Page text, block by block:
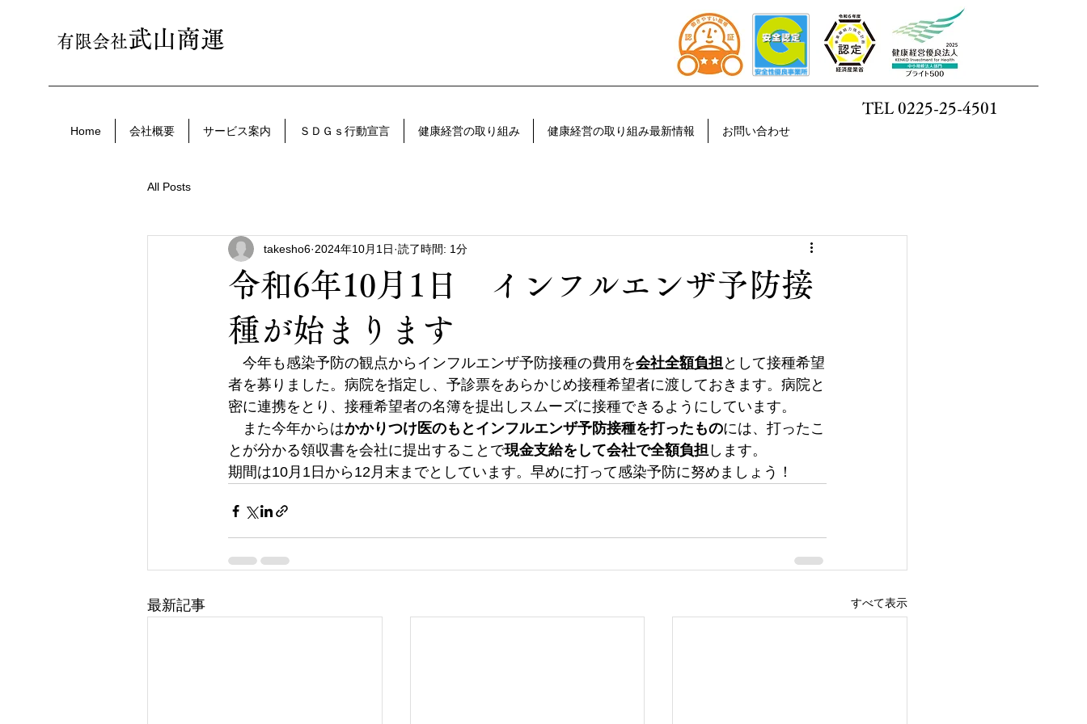
有限会社武山商運
Home 会社概要 サービス案内 ＳＤＧｓ行動宣言 健康経営の取り組み 健康経営の取り組み最新情報 お問い合わせ
TEL 0225-25-4501
All Posts
令和6年10月1日 インフルエンザ予防接
種が始まります
takesho6 2024年10月1日 読了時間: 1分
今年も感染予防の観点からインフルエンザ予防接種の費用を会社全額負担として接種希望
者を募りました。病院を指定し、予診票をあらかじめ接種希望者に渡しておきます。病院と
密に連携をとり、接種希望者の名簿を提出しスムーズに接種できるようにしています。
また今年からはかかりつけ医のもとインフルエンザ予防接種を打ったものには、打ったこ
とが分かる領収書を会社に提出することで現金支給をして会社で全額負担します。
期間は10月1日から12月末までとしています。早めに打って感染予防に努めましょう！
最新記事 すべて表示